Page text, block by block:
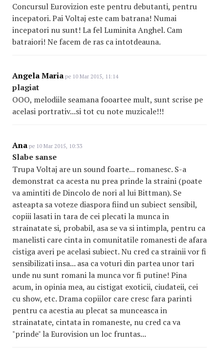
Concursul Eurovizion este pentru debutanti, pentru
incepatori. Pai Voltaj este cam batrana! Numai
incepatori nu sunt! La fel Luminita Anghel. Cam
batraiori! Ne facem de ras ca intotdeauna.
Angela Maria pe 10 Mar 2015, 11:14
plagiat
OOO, melodiile seamana fooartee mult, sunt scrise pe
acelasi portrativ...si tot cu note muzicale!!!
Ana pe 10 Mar 2015, 10:33
Slabe sanse
Trupa Voltaj are un sound foarte... romanesc. S-a
demonstrat ca acesta nu prea prinde la straini (poate
va amintiti de Dincolo de nori al lui Bittman). Se
asteapta sa voteze diaspora fiind un subiect sensibil,
copiii lasati in tara de cei plecati la munca in
strainatate si, probabil, asa se va si intimpla, pentru ca
manelisti care cinta in comunitatile romanesti de afara
cistiga averi pe acelasi subiect. Nu cred ca strainii vor fi
sensibilizati insa... asa ca voturi din partea unor tari
unde nu sunt romani la munca vor fi putine! Pina
acum, in opinia mea, au cistigat exoticii, ciudateii, cei
cu show, etc. Drama copiilor care cresc fara parinti
pentru ca acestia au plecat sa munceasca in
strainatate, cintata in romaneste, nu cred ca va
"prinde" la Eurovision un loc fruntas...